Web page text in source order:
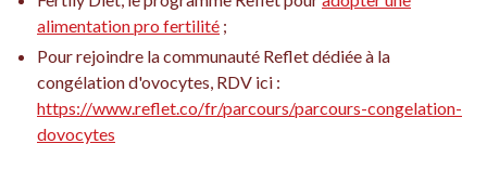
alimentation pro fertilité ;
Pour rejoindre la communauté Reflet dédiée à la
congélation d'ovocytes, RDV ici :
https://www.reflet.co/fr/parcours/parcours-congelation-
dovocytes